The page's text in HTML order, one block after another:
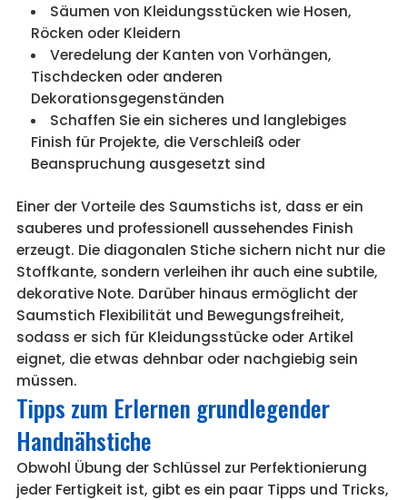
Säumen von Kleidungsstücken wie Hosen,
Röcken oder Kleidern
Veredelung der Kanten von Vorhängen,
Tischdecken oder anderen
Dekorationsgegenständen
Schaffen Sie ein sicheres und langlebiges
Finish für Projekte, die Verschleiß oder
Beanspruchung ausgesetzt sind
Einer der Vorteile des Saumstichs ist, dass er ein
sauberes und professionell aussehendes Finish
erzeugt. Die diagonalen Stiche sichern nicht nur die
Stoffkante, sondern verleihen ihr auch eine subtile,
dekorative Note. Darüber hinaus ermöglicht der
Saumstich Flexibilität und Bewegungsfreiheit,
sodass er sich für Kleidungsstücke oder Artikel
eignet, die etwas dehnbar oder nachgiebig sein
müssen.
Tipps zum Erlernen grundlegender
Handnähstiche
Obwohl Übung der Schlüssel zur Perfektionierung
jeder Fertigkeit ist, gibt es ein paar Tipps und Tricks,